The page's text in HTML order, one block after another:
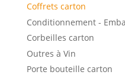
Coffrets carton
Conditionnement -
Corbeilles carton
Outres à Vin
Porte bouteille carton